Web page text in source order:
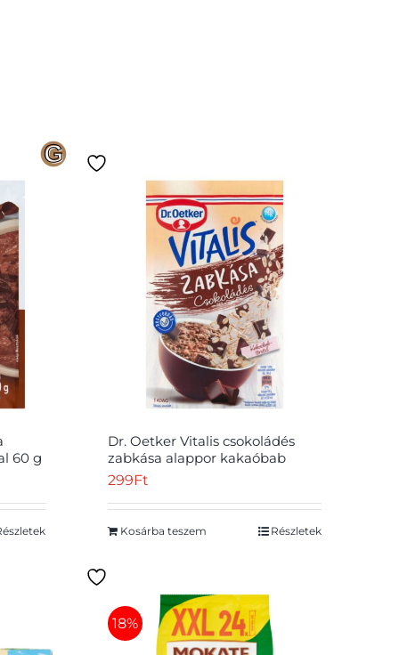
60 g
Dr. Oetker Vitalis csokoládés
zabkása alappor kakaóbab
törettel 61 g
299Ft
Kosárba teszem Részletek
18%